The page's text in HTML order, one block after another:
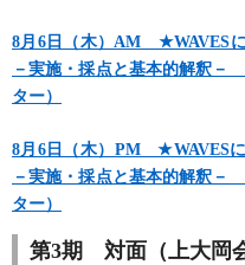
8月6日（木）AM ★WAVESに
－実施・採点と基本的解釈
ター）
8月6日（木）PM ★WAVESに
－実施・採点と基本的解釈
ター）
第3期 対面（上大岡